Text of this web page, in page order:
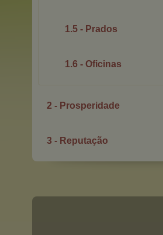
1.5 - Prados
1.6 - Oficinas
2 - Prosperidade
3 - Reputação